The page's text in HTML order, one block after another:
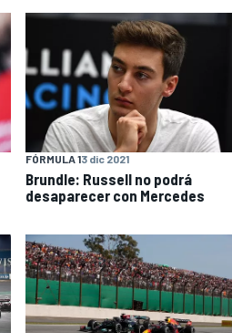
FÓRMULA 13 dic 2021
Brundle: Russell no podrá
desaparecer con Mercedes